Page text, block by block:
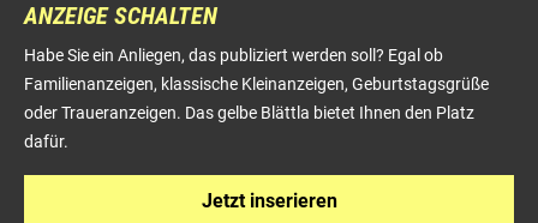
ANZEIGE SCHALTEN
Habe Sie ein Anliegen, das publiziert werden soll? Egal ob
Familienanzeigen, klassische Kleinanzeigen, Geburtstagsgrüße
oder Traueranzeigen. Das gelbe Blättla bietet Ihnen den Platz
dafür.
Jetzt inserieren